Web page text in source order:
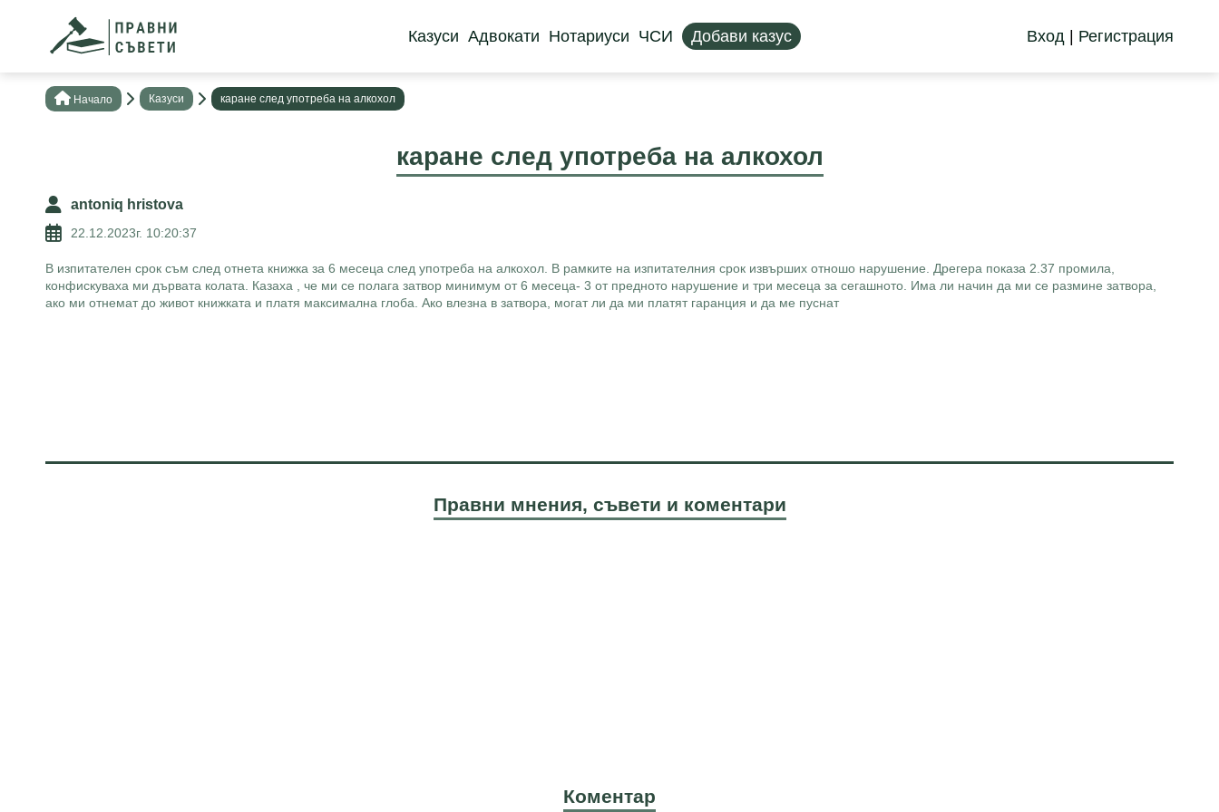
Казуси Адвокати Нотариуси ЧСИ Добави казус Вход | Регистрация
Нaчало Казуси каране след употреба на алкохол
каране след употреба на алкохол
antoniq hristova
22.12.2023г. 10:20:37
В изпитателен срок съм след отнета книжка за 6 месеца след употреба на алкохол. В рамките на изпитателния срок извърших отношо нарушение. Дрегера показа 2.37 промила,
конфискуваха ми дървата колата. Казаха , че ми се полага затвор минимум от 6 месеца- 3 от предното нарушение и три месеца за сегашното. Има ли начин да ми се размине затвора,
ако ми отнемат до живот книжката и платя максимална глоба. Ако влезна в затвора, могат ли да ми платят гаранция и да ме пуснат
Правни мнения, съвети и коментари
Коментар